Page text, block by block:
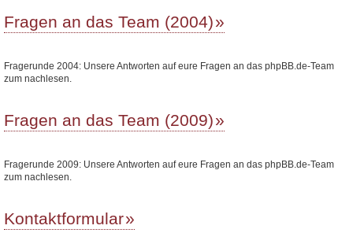
Fragen an das Team (2004)
Fragerunde 2004: Unsere Antworten auf eure Fragen an das phpBB.de-Team
zum nachlesen.
Fragen an das Team (2009)
Fragerunde 2009: Unsere Antworten auf eure Fragen an das phpBB.de-Team
zum nachlesen.
Kontaktformular